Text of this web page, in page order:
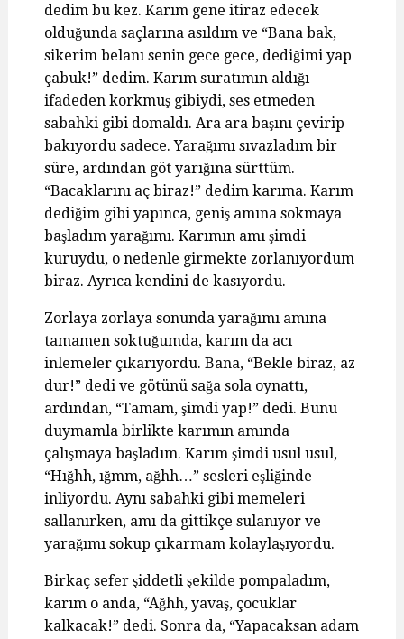
dedim bu kez. Karım gene itiraz edecek
olduğunda saçlarına asıldım ve “Bana bak,
sikerim belanı senin gece gece, dediğimi yap
çabuk!” dedim. Karım suratımın aldığı
ifadeden korkmuş gibiydi, ses etmeden
sabahki gibi domaldı. Ara ara başını çevirip
bakıyordu sadece. Yarağımı sıvazladım bir
süre, ardından göt yarığına sürttüm.
“Bacaklarını aç biraz!” dedim karıma. Karım
dediğim gibi yapınca, geniş amına sokmaya
başladım yarağımı. Karımın amı şimdi
kuruydu, o nedenle girmekte zorlanıyordum
biraz. Ayrıca kendini de kasıyordu.
Zorlaya zorlaya sonunda yarağımı amına
tamamen soktuğumda, karım da acı
inlemeler çıkarıyordu. Bana, “Bekle biraz, az
dur!” dedi ve götünü sağa sola oynattı,
ardından, “Tamam, şimdi yap!” dedi. Bunu
duymamla birlikte karımın amında
çalışmaya başladım. Karım şimdi usul usul,
“Hığhh, ığmm, ağhh…” sesleri eşliğinde
inliyordu. Aynı sabahki gibi memeleri
sallanırken, amı da gittikçe sulanıyor ve
yarağımı sokup çıkarmam kolaylaşıyordu.
Birkaç sefer şiddetli şekilde pompaladım,
karım o anda, “Ağhh, yavaş, çocuklar
kalkacak!” dedi. Sonra da, “Yapacaksan adam